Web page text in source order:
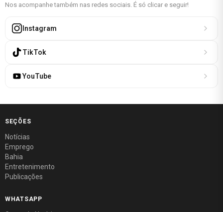
Nos acompanhe também nas redes sociais. É só clicar e seguir!
Instagram
TikTok
YouTube
SEÇÕES
Notícias
Emprego
Bahia
Entretenimento
Publicações
WHATSAPP